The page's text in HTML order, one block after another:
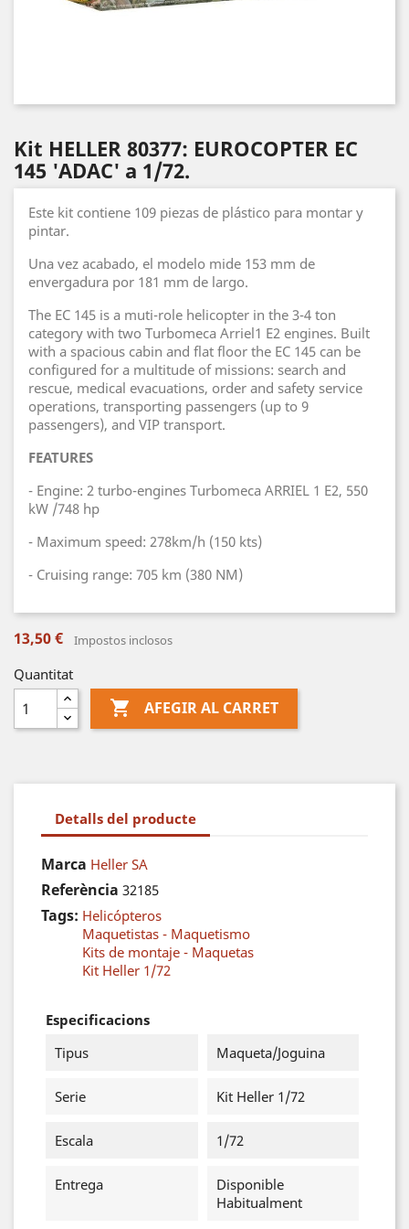
Kit HELLER 80377: EUROCOPTER EC
145 'ADAC' a 1/72.
Este kit contiene 109 piezas de plástico para montar y
pintar.
Una vez acabado, el modelo mide 153 mm de
envergadura por 181 mm de largo.
The EC 145 is a muti-role helicopter in the 3-4 ton
category with two Turbomeca Arriel1 E2 engines. Built
with a spacious cabin and flat floor the EC 145 can be
configured for a multitude of missions: search and
rescue, medical evacuations, order and safety service
operations, transporting passengers (up to 9
passengers), and VIP transport.
FEATURES
- Engine: 2 turbo-engines Turbomeca ARRIEL 1 E2, 550
kW /748 hp
- Maximum speed: 278km/h (150 kts)
- Cruising range: 705 km (380 NM)
13,50 € Impostos inclosos
Quantitat
 AFEGIR AL CARRET
Detalls del producte
Marca Heller SA
Referència 32185
Tags: Helicópteros
Maquetistas - Maquetismo
Kits de montaje - Maquetas
Kit Heller 1/72
Especificacions
Tipus
Maqueta/Joguina
Serie Kit Heller 1/72
Escala 1/72
Entrega
Disponible
Habitualment